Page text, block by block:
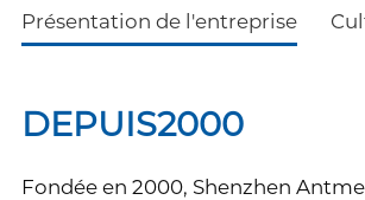
Présentation de l'entreprise
DEPUIS2000
Fondée en 2000, Shenzhen